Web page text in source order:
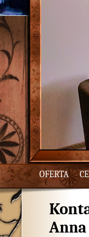
OFERTA
Anna